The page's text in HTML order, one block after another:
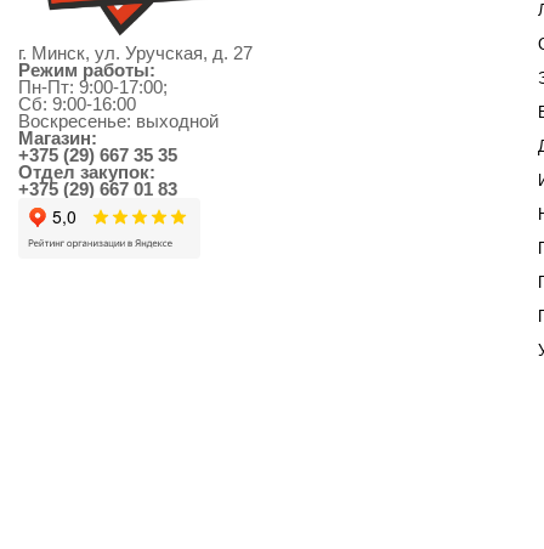
г. Минск, ул. Уручская, д. 27
Режим работы:
Пн-Пт: 9:00-17:00;
Сб: 9:00-16:00
Воскресенье: выходной
Магазин:
+375 (29) 667 35 35
Отдел закупок:
+375 (29) 667 01 83